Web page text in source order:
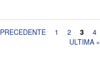
1 2 3 4
ULTIMA »